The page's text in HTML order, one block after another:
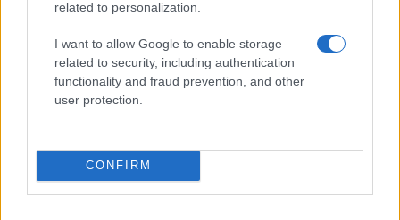
related to personalization.
I want to allow Google to enable storage
related to security, including authentication
functionality and fraud prevention, and other
user protection.
CONFIRM
I nostri cari
Giovannimaria Cabras